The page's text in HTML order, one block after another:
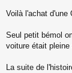
Voilà l'achat
Seul petit bémol
voiture était
La suite de